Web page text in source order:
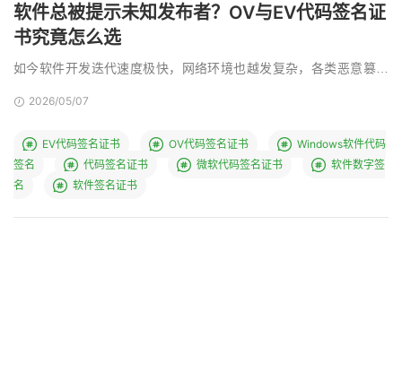
软件总被提示未知发布者？OV与EV代码签名证
书究竟怎么选
如今软件开发迭代速度极快，网络环境也越发复杂，各类恶意篡改
2026/05/07
EV代码签名证书 OV代码签名证书
Windows软件代码
签名
代码签名证书 微软代码签名证书
软件数字签
名
软件签名证书